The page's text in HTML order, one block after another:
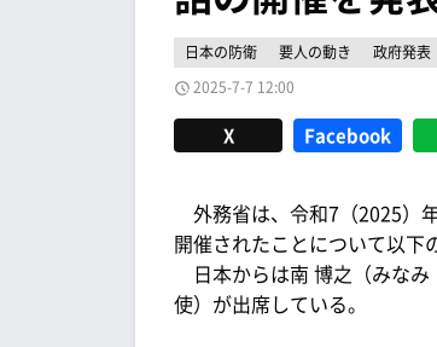
日本の防衛 要人の動き 政府発表
2025-7-7 12:00
X Facebook
外務省は、令和7（2025）
開催されたことについて以下
日本からは南 博之（みなみ
使）が出席している。